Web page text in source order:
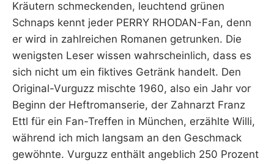
Kräutern schmeckenden, leuchtend grünen
Schnaps kennt jeder PERRY RHODAN-Fan, denn
er wird in zahlreichen Romanen getrunken. Die
wenigsten Leser wissen wahrscheinlich, dass es
sich nicht um ein fiktives Getränk handelt. Den
Original-Vurguzz mischte 1960, also ein Jahr vor
Beginn der Heftromanserie, der Zahnarzt Franz
Ettl für ein Fan-Treffen in München, erzählte Willi,
während ich mich langsam an den Geschmack
gewöhnte. Vurguzz enthält angeblich 250 Prozent